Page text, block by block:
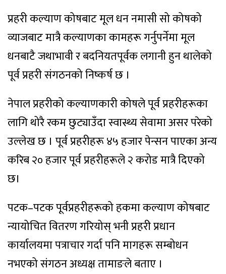
प्रहरी कल्याण कोषबाट मूल धन नमासी सो कोषको
व्याजबाट मात्रै कल्याणका कामहरू गर्नुपर्नेमा मूल
धनबाटै जथाभावी र बदनियतपूर्वक लगानी हुन थालेको
पूर्व प्रहरी संगठनको निष्कर्ष छ ।
नेपाल प्रहरीको कल्याणकारी कोषले पूर्व प्रहरीहरूका
लागि थोरै रकम छुट्याउँदा स्वास्थ्य सेवामा असर परेको
उल्लेख छ । पूर्व प्रहरीहरू ४५ हजार पेन्सन पाएका अन्य
करिब २० हजार पूर्व प्रहरीहरूले २ करोड मात्रै दिएको
छ।
पटक–पटक पूर्वप्रहरीहरूको हकमा कल्याण कोषबाट
न्यायोचित वितरण गरियोस् भनी प्रहरी प्रधान
कार्यालयमा पत्राचार गर्दा पनि मागहरू सम्बोधन
नभएको संगठन अध्यक्ष तामाङले बताए ।